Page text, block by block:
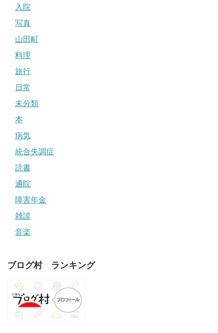
入院
写真
山田町
料理
旅行
日常
未分類
本
病気
統合失調症
読書
通院
障害年金
雑談
音楽
ブログ村 ランキング